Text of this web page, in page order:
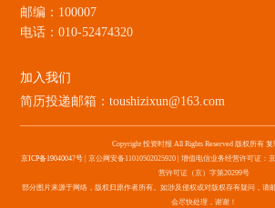
邮编：100007
电话：010-52474320
加入我们
简历投递邮箱：toushizixun@163.com
Copyright 投资时报 All Rights Reserved 版权所有
京ICP备19040047号| 京公网安备11010502025920 | 增值电信业务经营许可证：
营许可证（京）字第20299号
部分图片来源于网络，版权归原作者所有。如涉及侵权或对版权存有疑问，请
会尽快处理，谢谢！